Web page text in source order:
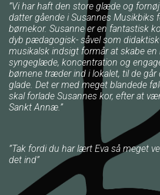
”Vi har haft den store glæde og
datter gående i Susannes Musikbiks
børnekor. Susanne er en fantastisk
dyb pædagogisk- såvel som
musikalsk indsigt formår at skabe en
syngeglæde, koncentration og
børnene træder ind i lokalet, til de går
glade. Det er med meget blandede
skal forlade Susannes kor, efter at
Sankt Annæ.”
”Tak fordi du har lært Eva så meget
det ind”